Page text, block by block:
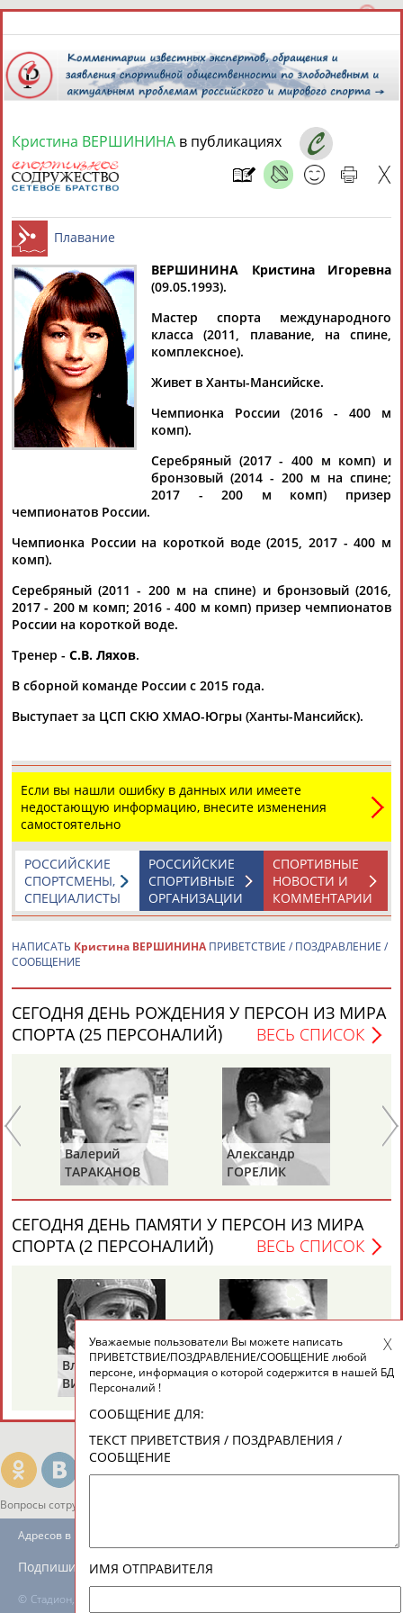
9 августа 2026 года,
СПОРТСМЕНЫ, ТРЕНЕРЫ И СПЕЦИАЛИСТЫ
Найдено: 13181персон Расширенный поиск
Аслаудин
АБАЕВ
Елена
АБАИМОВА
Мария
Юлия
Тамилла
АБАСОВА
Рамазан
АБАЧАРАЕВ
Ростом
АБАШИДЗЕ
Флюра
АББАТЕ-
БУЛАТОВА
Татьяна
АББЯСОВА
Акжана
АБДИКАРИМОВА
Артур
АБДРАХМАНОВ
АБДРАХМАНОВАБДРАХМАНОВААБДУВАЛИЕВ
АБДУЛАЕВ
Рамазан
Тагир
Камиль
Загалав
Камалудин
АБДУЛДАУДОВ
Абдула
АБДУЛЖАЛИЛОВ
Магомед
АБДУЛКАГИРОВ
Назир
АБДУЛЛАЕВ
ЕЩЁ ПЕРСОНЫ
ТАБЛО АКТИВНОСТИ
ЦЕЛИ ПРОЕКТА КОНТАКТЫ
Вопросы сотрудничества и совместной деятельности
© Стадион, 1998-2026
Адресов в новостной рассылке: 996
Подпишись
Кристина ВЕРШИНИНА в публикациях
Плавание
ВЕРШИНИНА Кристина Игоревна
(09.05.1993).
Мастер спорта международного
класса (2011, плавание, на спине,
комплексное).
Живет в Ханты-Мансийске.
Чемпионка России (2016 - 400 м
комп).
Серебряный (2017 - 400 м комп) и
бронзовый (2014 - 200 м на спине;
2017 - 200 м комп) призер
чемпионатов России.
Чемпионка России на короткой воде (2015, 2017 - 400 м
комп).
Серебряный (2011 - 200 м на спине) и бронзовый (2016,
2017 - 200 м комп; 2016 - 400 м комп) призер чемпионатов
России на короткой воде.
Тренер - С.В. Ляхов.
В сборной команде России с 2015 года.
Выступает за ЦСП СКЮ ХМАО-Югры (Ханты-Мансийск).
Если вы нашли ошибку в данных или имеете
недостающую информацию, внесите изменения
самостоятельно
СПОРТИВНЫЕ
НОВОСТИ И
КОММЕНТАРИИ
РОССИЙСКИЕ
СПОРТИВНЫЕ
ОРГАНИЗАЦИИ
РОССИЙСКИЕ
СПОРТСМЕНЫ,
СПЕЦИАЛИСТЫ
НАПИСАТЬ Кристина ВЕРШИНИНА ПРИВЕТСТВИЕ / ПОЗДРАВЛЕНИЕ /
СООБЩЕНИЕ
СЕГОДНЯ ДЕНЬ РОЖДЕНИЯ У ПЕРСОН ИЗ МИРА
СПОРТА (25 ПЕРСОНАЛИЙ)
ВЕСЬ СПИСОК
Валерий
ТАРАКАНОВ
Александр
ГОРЕЛИК
СЕГОДНЯ ДЕНЬ ПАМЯТИ У ПЕРСОН ИЗ МИРА
СПОРТА (2 ПЕРСОНАЛИЙ)
ВЕСЬ СПИСОК
Владимир
ВИКУЛОВ
Володар
ЗВЕЗДКИН
Уважаемые пользователи Вы можете написать
ПРИВЕТСТВИЕ/ПОЗДРАВЛЕНИЕ/СООБЩЕНИЕ любой
персоне, информация о которой содержится в нашей БД
Персоналий !
СООБЩЕНИЕ ДЛЯ:
ТЕКСТ ПРИВЕТСТВИЯ / ПОЗДРАВЛЕНИЯ /
СООБЩЕНИЕ
ИМЯ ОТПРАВИТЕЛЯ